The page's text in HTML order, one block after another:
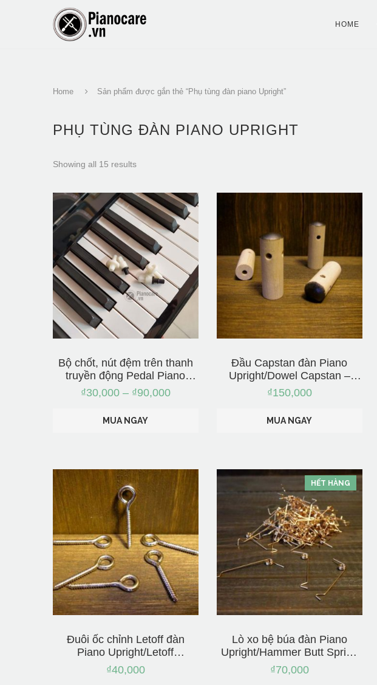
HOME
Home Sản phẩm được gắn thẻ “Phụ tùng đàn piano Upright”
PHỤ TÙNG ĐÀN PIANO UPRIGHT
Showing all 15 results
Bộ chốt, nút đệm trên thanh
truyền động Pedal Piano
Upright
₫30,000– ₫90,000
MUA NGAY
Đầu Capstan đàn Piano
Upright/Dowel Capstan –
Nhập từ Nhật
₫150,000
MUA NGAY
Đuôi ốc chỉnh Letoff đàn
Piano Upright/Letoff
Regulation Screw – Nhập từ
Nhật
₫40,000
HẾT HÀNG
Lò xo bệ búa đàn Piano
Upright/Hammer Butt Spring
– Nhập từ Nhật
₫70,000